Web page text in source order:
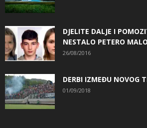
DJELITE DALJE I
NESTALO PETERO
26/08/2016
DERBI IZMEĐU NOVOG
01/09/2018